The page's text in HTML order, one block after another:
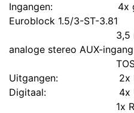
Ingangen:
​4x
Euroblock 1.5/3-ST-3.81
​3,5
analoge stereo AUX-ingang
Uitgangen:
​2x
Digitaal:
​4x
​1x